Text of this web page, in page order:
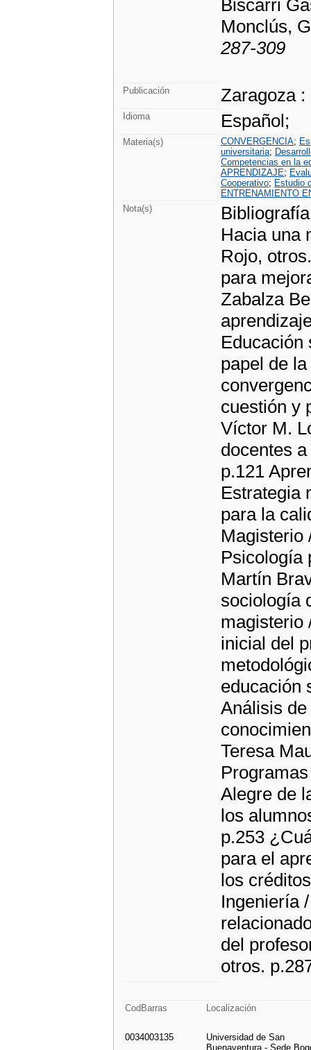
Biscarri
Monclús,
287-309
Publicación Zaragoza
Idioma Español;
Materia(s) CONVERGENCIA;
universitaria;
Competencias en la
APRENDIZAJE;
Cooperativo; Estudio
ENTRENAMIENTO
Nota(s)
Hacia una
Rojo,
para
Zabalza
Educación
papel de
cuestión y
Víctor M.
docentes
p.121
Estrategia
para la
Magisterio
Psicología
Martín
sociología
magisterio
inicial del
educación
Análisis
Teresa
Alegre de
los
p.253
para el
los
Ingeniería
del
otros.
CodBarras Localización
0034003135
Universidad de San
Buenaventura - Sede